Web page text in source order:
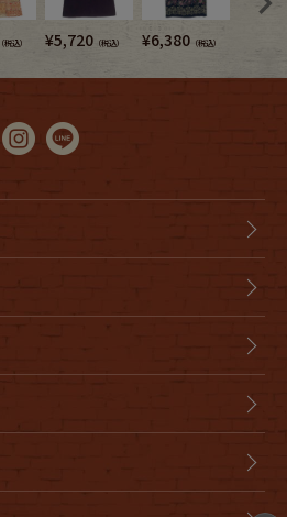
（税込） ¥5,720 （税込） ¥6,380 （税込）